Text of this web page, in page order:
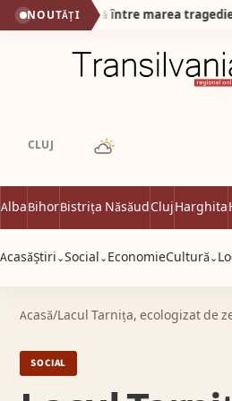
NOUTĂȚI
CLUJ
AlbaBihorBistrița NăsăudClujHarghita
AcasăȘtiri ⌄Social ⌄ EconomieCultură ⌄
Acasă/Lacul Tarnița, ecologizat de
SOCIAL